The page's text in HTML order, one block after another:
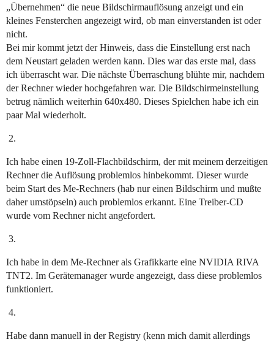
„Übernehmen“ die neue Bildschirmauflösung anzeigt und ein
kleines Fensterchen angezeigt wird, ob man einverstanden ist oder
nicht.
Bei mir kommt jetzt der Hinweis, dass die Einstellung erst nach
dem Neustart geladen werden kann. Dies war das erste mal, dass
ich überrascht war. Die nächste Überraschung blühte mir, nachdem
der Rechner wieder hochgefahren war. Die Bildschirmeinstellung
betrug nämlich weiterhin 640x480. Dieses Spielchen habe ich ein
paar Mal wiederholt.
Ich habe einen 19-Zoll-Flachbildschirm, der mit meinem derzeitigen
Rechner die Auflösung problemlos hinbekommt. Dieser wurde
beim Start des Me-Rechners (hab nur einen Bildschirm und mußte
daher umstöpseln) auch problemlos erkannt. Eine Treiber-CD
wurde vom Rechner nicht angefordert.
Ich habe in dem Me-Rechner als Grafikkarte eine NVIDIA RIVA
TNT2. Im Gerätemanager wurde angezeigt, dass diese problemlos
funktioniert.
Habe dann manuell in der Registry (kenn mich damit allerdings